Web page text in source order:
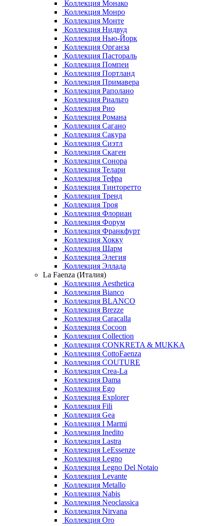
Коллекция Монако
Коллекция Монро
Коллекция Монте
Коллекция Нидвуд
Коллекция Нью-Йорк
Коллекция Органза
Коллекция Пастораль
Коллекция Помпеи
Коллекция Портланд
Коллекция Примавера
Коллекция Раполано
Коллекция Риальто
Коллекция Рио
Коллекция Романа
Коллекция Сагано
Коллекция Сакура
Коллекция Сиэтл
Коллекция Скаген
Коллекция Сонора
Коллекция Телари
Коллекция Тефра
Коллекция Тинторетто
Коллекция Тренд
Коллекция Троя
Коллекция Флориан
Коллекция Форум
Коллекция Франкфурт
Коллекция Хокку
Коллекция Шарм
Коллекция Элегия
Коллекция Эллада
La Faenza (Италия)
Коллекция Aesthetica
Коллекция Bianco
Коллекция BLANCO
Коллекция Brezze
Коллекция Caracalla
Коллекция Cocoon
Коллекция Collection
Коллекция CONKRETA & MUKKA
Коллекция CottoFaenza
Коллекция COUTURE
Коллекция Crea-La
Коллекция Dama
Коллекция Ego
Коллекция Explorer
Коллекция Fili
Коллекция Gea
Коллекция I Marmi
Коллекция Inedito
Коллекция Lastra
Коллекция LeEssenze
Коллекция Legno
Коллекция Legno Del Notaio
Коллекция Levante
Коллекция Metallo
Коллекция Nabis
Коллекция Neoclassica
Коллекция Nirvana
Коллекция Oro